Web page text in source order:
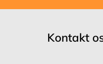
Kontakt